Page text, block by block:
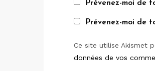
Prévenez-moi de
Prévenez-moi de
Ce site utilise Akismet
données de vos